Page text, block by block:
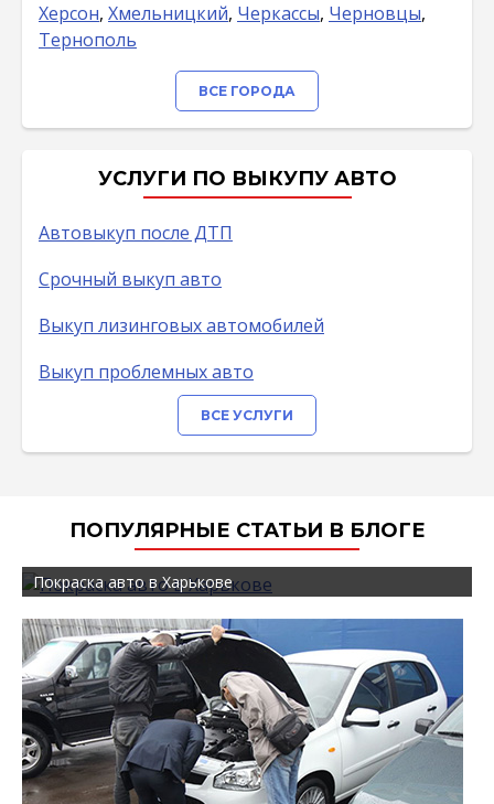
Херсон, Хмельницкий, Черкассы, Черновцы,
Тернополь
ВСЕ ГОРОДА
УСЛУГИ ПО ВЫКУПУ АВТО
Автовыкуп после ДТП
Срочный выкуп авто
Выкуп лизинговых автомобилей
Выкуп проблемных авто
ВСЕ УСЛУГИ
ПОПУЛЯРНЫЕ СТАТЬИ В БЛОГЕ
Покраска авто в Харькове